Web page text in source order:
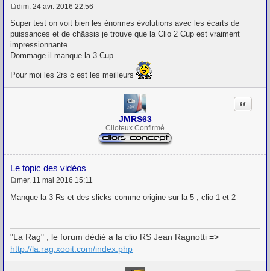
e
s
s
a
g
dim. 24 avr. 2016 22:56
Super test on voit bien les énormes évolutions avec les écarts de
puissances et de châssis je trouve que la Clio 2 Cup est vraiment
impressionnante .
Dommage il manque la 3 Cup .
Pour moi les 2rs c est les meilleurs
JMRS63
Clioteux Confirmé
Le topic des vidéos
Citation
e
g
e
mer. 11 mai 2016 15:11
Manque la 3 Rs et des slicks comme origine sur la 5 , clio 1 et 2
"La Rag" , le forum dédié a la clio RS Jean Ragnotti =>
http://la.rag.xooit.com/index.php